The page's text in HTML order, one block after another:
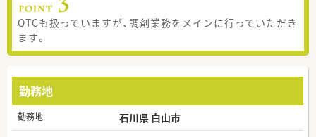
OTCも扱っていますが、調剤業務をメインに行っていただき
ます。
勤務地
勤務地 石川県 白山市